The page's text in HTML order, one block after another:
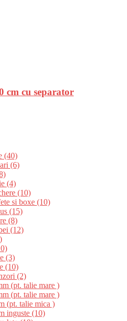
cm cu separator
(40)
(6)
(4)
(10)
si boxe (10)
(15)
(8)
(12)
(3)
(10)
(2)
(pt. talie mare )
(pt. talie mare )
(pt. talie mica )
inguste (10)